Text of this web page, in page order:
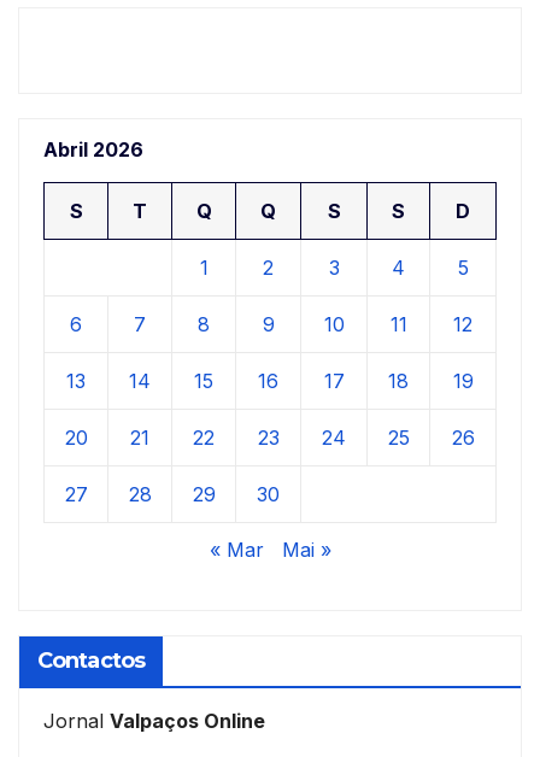
Abril 2026
S T Q Q S S D
1 2 3 4 5
6 7 8 9 10 11 12
13 14 15 16 17 18 19
20 21 22 23 24 25 26
27 28 29 30
« Mar Mai »
Contactos
Jornal Valpaços Online